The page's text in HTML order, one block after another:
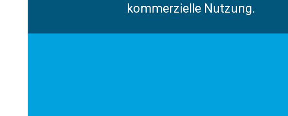
kommerzielle Nutzung.